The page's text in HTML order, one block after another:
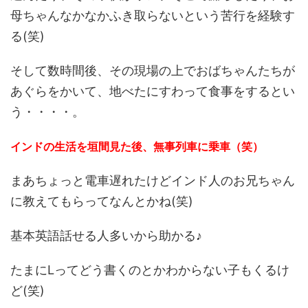
母ちゃんなかなかふき取らないという苦行を経験す
る(笑)
そして数時間後、その現場の上でおばちゃんたちが
あぐらをかいて、地べたにすわって食事をするとい
う・・・・。
インドの生活を垣間見た後、無事列車に乗車（笑）
まあちょっと電車遅れたけどインド人のお兄ちゃん
に教えてもらってなんとかね(笑)
基本英語話せる人多いから助かる♪
たまにLってどう書くのとかわからない子もくるけ
ど(笑)